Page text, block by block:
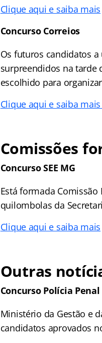
Clique aqui e saiba mais
Concurso Correios
Os futuros candidatos
surpreendidos na tarde
escolhido para
Clique aqui e saiba mais
Comissões
Concurso SEE MG
Está formada
quilombolas da
Clique aqui e saiba mais
Outras
Concurso Polícia
Ministério da Gestão e
candidatos aprovados